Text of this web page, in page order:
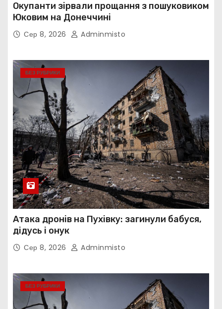
Окупанти зірвали прощання з пошуковиком
Юковим на Донеччині
Сер 8, 2026 Adminmisto
БЕЗ РУБРИКИ
Атака дронів на Пухівку: загинули бабуся,
дідусь і онук
Сер 8, 2026 Adminmisto
БЕЗ РУБРИКИ